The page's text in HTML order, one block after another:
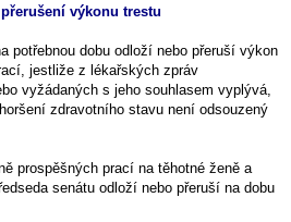
výkonu trestu
potřebnou dobu odloží nebo přeruší výkon
jestliže z lékařských zpráv
vyžádaných s jeho souhlasem vyplývá,
zdravotního stavu není odsouzený
prospěšných prací na těhotné ženě a
senátu odloží nebo přeruší na dobu